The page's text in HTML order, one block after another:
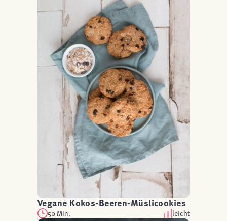
Vegane Kokos-Beeren-Müslicookies
50 Min. leicht